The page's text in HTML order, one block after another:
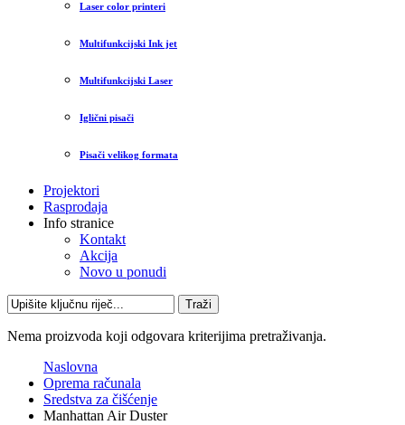
Laser color printeri
Multifunkcijski Ink jet
Multifunkcijski Laser
Iglični pisači
Pisači velikog formata
Projektori
Rasprodaja
Info stranice
Kontakt
Akcija
Novo u ponudi
Traži
Nema proizvoda koji odgovara kriterijima pretraživanja.
Naslovna
Oprema računala
Sredstva za čišćenje
Manhattan Air Duster